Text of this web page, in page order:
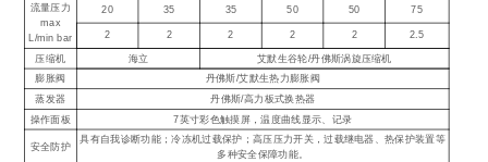
流量压力
max
L/min bar
20 35 35 50 50 75
2 2 2 2 2
2.5
压缩机
海立
艾默生谷轮/丹佛斯涡旋压缩机
膨胀阀
丹佛斯/艾默生热力膨胀阀
蒸发器
丹佛斯/高力板式换热器
操作面板
7英寸彩色触摸屏，温度曲线显示、记录
安全防护
具有自我诊断功能；冷冻机过载保护；高压压力开关，过载继电器、热保护装置等
多种安全保障功能。